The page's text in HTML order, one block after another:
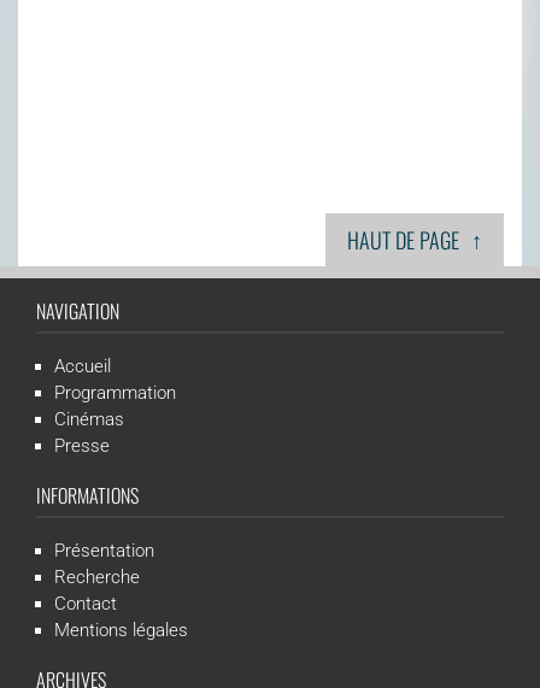
HAUT DE PAGE ↑
NAVIGATION
Accueil
Programmation
Cinémas
Presse
INFORMATIONS
Présentation
Recherche
Contact
Mentions légales
ARCHIVES